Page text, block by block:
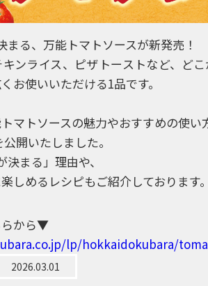
まる、万能トマトソースが新発売！
ンライス、ピザトーストなど、ど
お使いいただける1品です。
マトソースの魅力やおすすめの使い
開いたしました。
決まる」理由や、
しめるレシピもご紹介しております。
から▼
lp/hokkaidokubara/
2026.03.01